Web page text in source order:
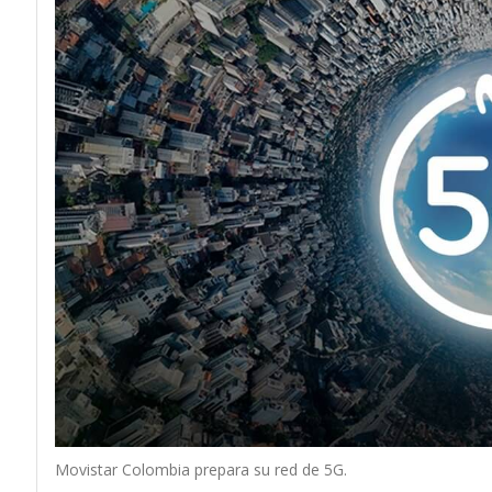
Movistar Colombia prepara su red de 5G.